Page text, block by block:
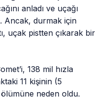
anladı ve uçağı
Ancak, durmak için
uçak pistten çıkarak bir
138 mil hızla
11 kişinin (5
neden oldu.